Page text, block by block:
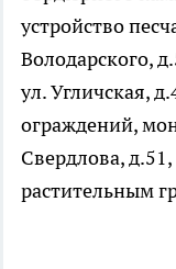
устройство
Володарского,
ул. Угличская,
ограждений,
Свердлова,
растительным